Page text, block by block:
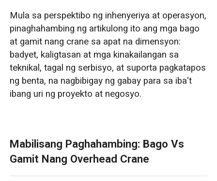
Mula sa perspektibo ng inhenyeriya at operasyon,
pinaghahambing ng artikulong ito ang mga bago
at gamit nang crane sa apat na dimensyon:
badyet, kaligtasan at mga kinakailangan sa
teknikal, tagal ng serbisyo, at suporta pagkatapos
ng benta, na nagbibigay ng gabay para sa iba't
ibang uri ng proyekto at negosyo.
Mabilisang Paghahambing: Bago Vs
Gamit Nang Overhead Crane